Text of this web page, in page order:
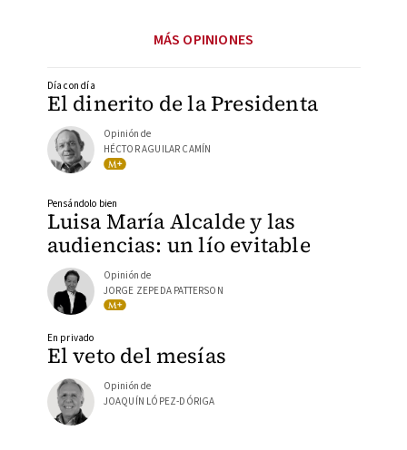
MÁS OPINIONES
El dinerito de la Presidenta
Día con día
Opinión de
HÉCTOR AGUILAR CAMÍN
Luisa María Alcalde y las
audiencias: un lío evitable
Pensándolo bien
Opinión de
JORGE ZEPEDA PATTERSON
El veto del mesías
En privado
Opinión de
JOAQUÍN LÓPEZ-DÓRIGA